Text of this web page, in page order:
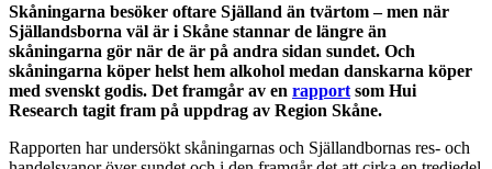
Skåningarna besöker oftare Själland än tvärtom – men när
Själlandsborna väl är i Skåne stannar de längre än
skåningarna gör när de är på andra sidan sundet. Och
skåningarna köper helst hem alkohol medan danskarna köper
med svenskt godis. Det framgår av en rapport som Hui
Research tagit fram på uppdrag av Region Skåne.
Rapporten har undersökt skåningarnas och Själlandbornas res- och